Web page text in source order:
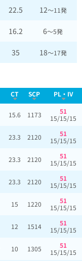
22.5 12～11発
16.2 6～5発
35 18～17発
CT SCP PL・IV
15.6 1173
51
15/15/15
23.3 2120
51
15/15/15
23.3 2120
51
15/15/15
23.3 2120
51
15/15/15
15 1220
51
15/15/15
12 1514
51
15/15/15
10 1305
51
15/15/15